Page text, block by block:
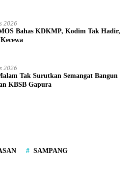
2026
Bahas KDKMP, Kodim Tak Hadir,
2026
Tak Surutkan Semangat Bangun
KBSB Gapura
SAMPANG